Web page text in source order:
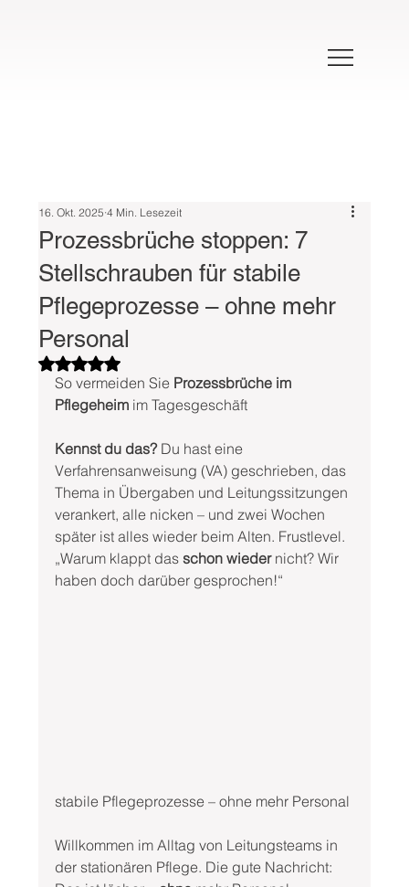
Prozessbrüche stoppen: 7
Stellschrauben für stabile
Pflegeprozesse – ohne mehr
Personal
16. Okt. 2025 4 Min. Lesezeit
Mit NaN von 5 Sternen bewertet.
So vermeiden Sie Prozessbrüche im
Pflegeheim im Tagesgeschäft
Kennst du das? Du hast eine
Verfahrensanweisung (VA) geschrieben, das
Thema in Übergaben und Leitungssitzungen
verankert, alle nicken – und zwei Wochen
später ist alles wieder beim Alten. Frustlevel.
„Warum klappt das schon wieder nicht? Wir
haben doch darüber gesprochen!“
stabile Pflegeprozesse – ohne mehr Personal
Willkommen im Alltag von Leitungsteams in
der stationären Pflege. Die gute Nachricht: